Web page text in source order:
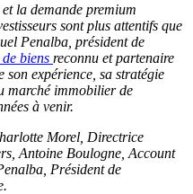
la demande premium
sont plus attentifs que
Penalba, président de
biens reconnu et partenaire
expérience, sa stratégie
marché immobilier de
à venir.
Morel, Directrice
Antoine Boulogne, Account
Président de